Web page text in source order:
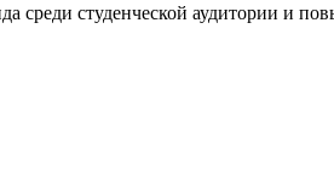
среди студенческой аудитории и